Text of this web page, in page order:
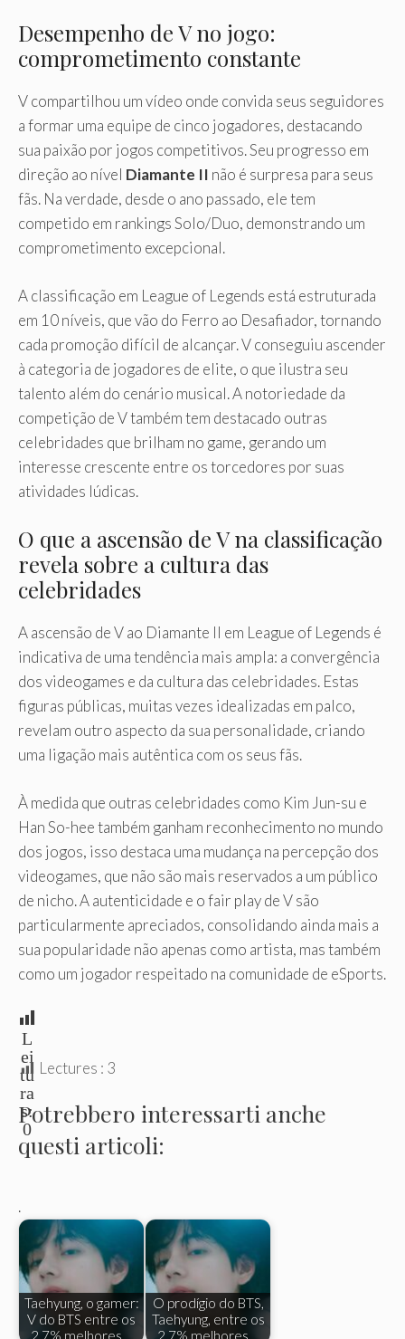
Desempenho de V no jogo:
comprometimento constante
V compartilhou um vídeo onde convida seus seguidores
a formar uma equipe de cinco jogadores, destacando
sua paixão por jogos competitivos. Seu progresso em
direção ao nível Diamante II não é surpresa para seus
fãs. Na verdade, desde o ano passado, ele tem
competido em rankings Solo/Duo, demonstrando um
comprometimento excepcional.
A classificação em League of Legends está estruturada
em 10 níveis, que vão do Ferro ao Desafiador, tornando
cada promoção difícil de alcançar. V conseguiu ascender
à categoria de jogadores de elite, o que ilustra seu
talento além do cenário musical. A notoriedade da
competição de V também tem destacado outras
celebridades que brilham no game, gerando um
interesse crescente entre os torcedores por suas
atividades lúdicas.
O que a ascensão de V na classificação
revela sobre a cultura das
celebridades
A ascensão de V ao Diamante II em League of Legends é
indicativa de uma tendência mais ampla: a convergência
dos videogames e da cultura das celebridades. Estas
figuras públicas, muitas vezes idealizadas em palco,
revelam outro aspecto da sua personalidade, criando
uma ligação mais autêntica com os seus fãs.
À medida que outras celebridades como Kim Jun-su e
Han So-hee também ganham reconhecimento no mundo
dos jogos, isso destaca uma mudança na percepção dos
videogames, que não são mais reservados a um público
de nicho. A autenticidade e o fair play de V são
particularmente apreciados, consolidando ainda mais a
sua popularidade não apenas como artista, mas também
como um jogador respeitado na comunidade de eSports.
L
ei
tu
ra
s:
0
Lectures : 3
Potrebbero interessarti anche
questi articoli:
.
Taehyung, o gamer:
V do BTS entre os
2,7% melhores…
O prodígio do BTS,
Taehyung, entre os
2,7% melhores…